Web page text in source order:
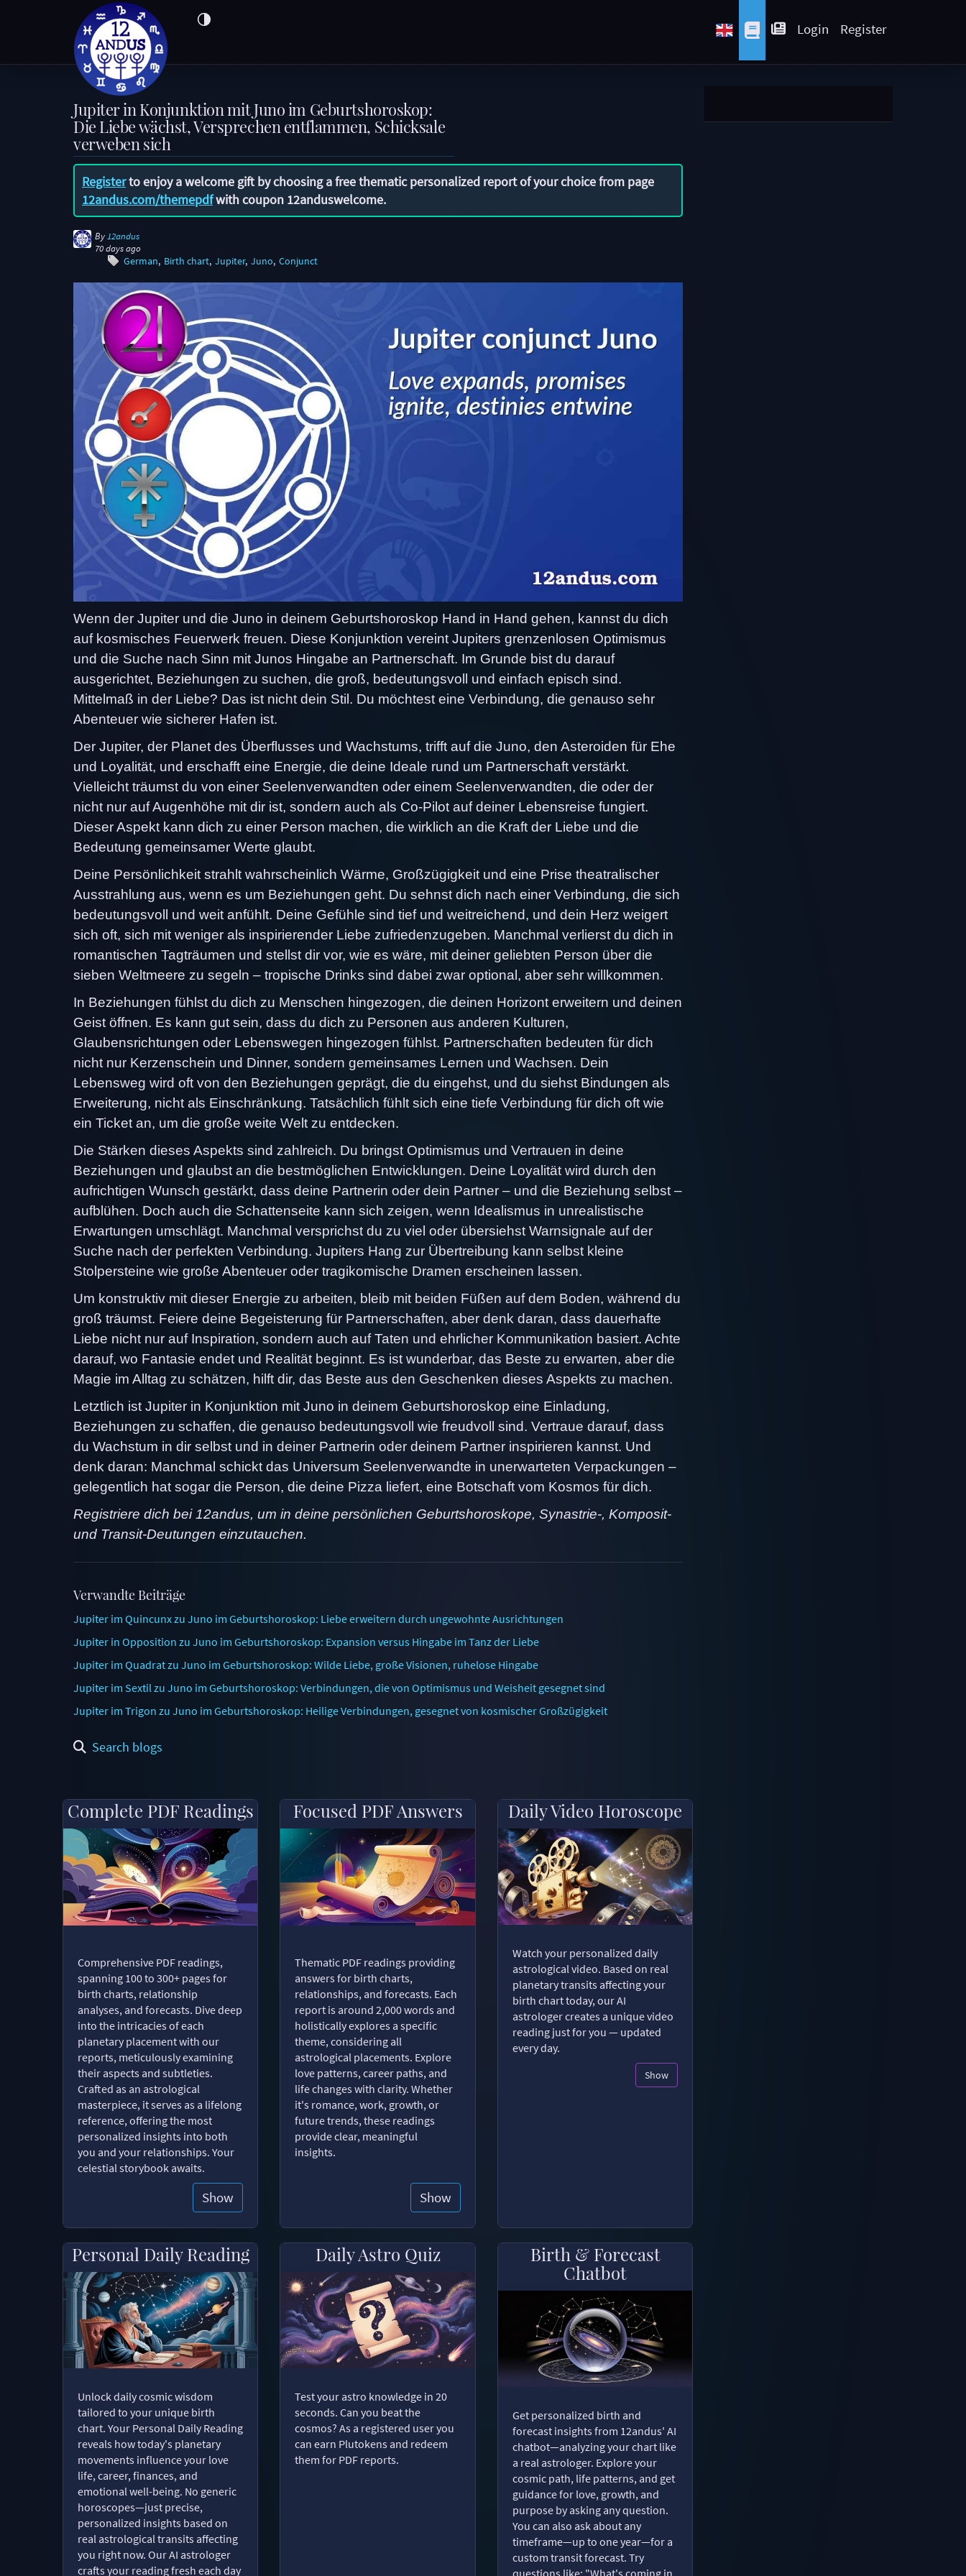
Login Register
Jupiter in Konjunktion mit Juno im Geburtshoroskop:
Die Liebe wächst, Versprechen entflammen, Schicksale
verweben sich
Registerto enjoy a welcome gift by choosing a free thematic personalized report of your choice from page
12andus.com/themepdfwith coupon 12anduswelcome.
By 12andus
70 days ago
German Birth chart Jupiter Juno Conjunct
Wenn der Jupiter und die Juno in deinem Geburtshoroskop Hand in Hand gehen, kannst du dich
auf kosmisches Feuerwerk freuen. Diese Konjunktion vereint Jupiters grenzenlosen Optimismus
und die Suche nach Sinn mit Junos Hingabe an Partnerschaft. Im Grunde bist du darauf
ausgerichtet, Beziehungen zu suchen, die groß, bedeutungsvoll und einfach episch sind.
Mittelmaß in der Liebe? Das ist nicht dein Stil. Du möchtest eine Verbindung, die genauso sehr
Abenteuer wie sicherer Hafen ist.
Der Jupiter, der Planet des Überflusses und Wachstums, trifft auf die Juno, den Asteroiden für Ehe
und Loyalität, und erschafft eine Energie, die deine Ideale rund um Partnerschaft verstärkt.
Vielleicht träumst du von einer Seelenverwandten oder einem Seelenverwandten, die oder der
nicht nur auf Augenhöhe mit dir ist, sondern auch als Co-Pilot auf deiner Lebensreise fungiert.
Dieser Aspekt kann dich zu einer Person machen, die wirklich an die Kraft der Liebe und die
Bedeutung gemeinsamer Werte glaubt.
Deine Persönlichkeit strahlt wahrscheinlich Wärme, Großzügigkeit und eine Prise theatralischer
Ausstrahlung aus, wenn es um Beziehungen geht. Du sehnst dich nach einer Verbindung, die sich
bedeutungsvoll und weit anfühlt. Deine Gefühle sind tief und weitreichend, und dein Herz weigert
sich oft, sich mit weniger als inspirierender Liebe zufriedenzugeben. Manchmal verlierst du dich in
romantischen Tagträumen und stellst dir vor, wie es wäre, mit deiner geliebten Person über die
sieben Weltmeere zu segeln – tropische Drinks sind dabei zwar optional, aber sehr willkommen.
In Beziehungen fühlst du dich zu Menschen hingezogen, die deinen Horizont erweitern und deinen
Geist öffnen. Es kann gut sein, dass du dich zu Personen aus anderen Kulturen,
Glaubensrichtungen oder Lebenswegen hingezogen fühlst. Partnerschaften bedeuten für dich
nicht nur Kerzenschein und Dinner, sondern gemeinsames Lernen und Wachsen. Dein
Lebensweg wird oft von den Beziehungen geprägt, die du eingehst, und du siehst Bindungen als
Erweiterung, nicht als Einschränkung. Tatsächlich fühlt sich eine tiefe Verbindung für dich oft wie
ein Ticket an, um die große weite Welt zu entdecken.
Die Stärken dieses Aspekts sind zahlreich. Du bringst Optimismus und Vertrauen in deine
Beziehungen und glaubst an die bestmöglichen Entwicklungen. Deine Loyalität wird durch den
aufrichtigen Wunsch gestärkt, dass deine Partnerin oder dein Partner – und die Beziehung selbst –
aufblühen. Doch auch die Schattenseite kann sich zeigen, wenn Idealismus in unrealistische
Erwartungen umschlägt. Manchmal versprichst du zu viel oder übersiehst Warnsignale auf der
Suche nach der perfekten Verbindung. Jupiters Hang zur Übertreibung kann selbst kleine
Stolpersteine wie große Abenteuer oder tragikomische Dramen erscheinen lassen.
Um konstruktiv mit dieser Energie zu arbeiten, bleib mit beiden Füßen auf dem Boden, während du
groß träumst. Feiere deine Begeisterung für Partnerschaften, aber denk daran, dass dauerhafte
Liebe nicht nur auf Inspiration, sondern auch auf Taten und ehrlicher Kommunikation basiert. Achte
darauf, wo Fantasie endet und Realität beginnt. Es ist wunderbar, das Beste zu erwarten, aber die
Magie im Alltag zu schätzen, hilft dir, das Beste aus den Geschenken dieses Aspekts zu machen.
Letztlich ist Jupiter in Konjunktion mit Juno in deinem Geburtshoroskop eine Einladung,
Beziehungen zu schaffen, die genauso bedeutungsvoll wie freudvoll sind. Vertraue darauf, dass
du Wachstum in dir selbst und in deiner Partnerin oder deinem Partner inspirieren kannst. Und
denk daran: Manchmal schickt das Universum Seelenverwandte in unerwarteten Verpackungen –
gelegentlich hat sogar die Person, die deine Pizza liefert, eine Botschaft vom Kosmos für dich.
Registriere dich bei 12andus, um in deine persönlichen Geburtshoroskope, Synastrie-, Komposit-
und Transit-Deutungen einzutauchen.
Verwandte Beiträge
Jupiter im Quincunx zu Juno im Geburtshoroskop: Liebe erweitern durch ungewohnte Ausrichtungen
Jupiter in Opposition zu Juno im Geburtshoroskop: Expansion versus Hingabe im Tanz der Liebe
Jupiter im Quadrat zu Juno im Geburtshoroskop: Wilde Liebe, große Visionen, ruhelose Hingabe
Jupiter im Sextil zu Juno im Geburtshoroskop: Verbindungen, die von Optimismus und Weisheit gesegnet sind
Jupiter im Trigon zu Juno im Geburtshoroskop: Heilige Verbindungen, gesegnet von kosmischer Großzügigkeit
Search blogs
Complete PDF Readings
Comprehensive PDF readings,
spanning 100 to 300+ pages for
birth charts, relationship
analyses, and forecasts. Dive deep
into the intricacies of each
planetary placement with our
reports, meticulously examining
their aspects and subtleties.
Crafted as an astrological
masterpiece, it serves as a lifelong
reference, offering the most
personalized insights into both
you and your relationships. Your
celestial storybook awaits.
Show
Focused PDF Answers
Thematic PDF readings providing
answers for birth charts,
relationships, and forecasts. Each
report is around 2,000 words and
holistically explores a specific
theme, considering all
astrological placements. Explore
love patterns, career paths, and
life changes with clarity. Whether
it's romance, work, growth, or
future trends, these readings
provide clear, meaningful
insights.
Show
Daily Video Horoscope
Watch your personalized daily
astrological video. Based on real
planetary transits affecting your
birth chart today, our AI
astrologer creates a unique video
reading just for you — updated
every day.
Show
Personal Daily Reading
Unlock daily cosmic wisdom
tailored to your unique birth
chart. Your Personal Daily Reading
reveals how today's planetary
movements influence your love
life, career, finances, and
emotional well-being. No generic
horoscopes—just precise,
personalized insights based on
real astrological transits affecting
you right now. Our AI astrologer
crafts your reading fresh each day
Daily Astro Quiz
Test your astro knowledge in 20
seconds. Can you beat the
cosmos? As a registered user you
can earn Plutokens and redeem
them for PDF reports.
Birth & Forecast
Chatbot
Get personalized birth and
forecast insights from 12andus' AI
chatbot—analyzing your chart like
a real astrologer. Explore your
cosmic path, life patterns, and get
guidance for love, growth, and
purpose by asking any question.
You can also ask about any
timeframe—up to one year—for a
custom transit forecast. Try
questions like: "What's coming in